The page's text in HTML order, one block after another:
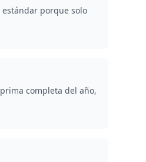
estándar porque solo
completa del año,